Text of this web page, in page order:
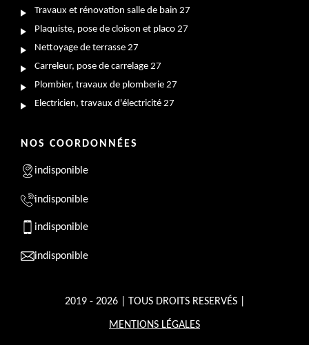
Travaux et rénovation salle de bain 27
Plaquiste, pose de cloison et placo 27
Nettoyage de terrasse 27
Carreleur, pose de carrelage 27
Plombier, travaux de plomberie 27
Electricien, travaux d'électricité 27
NOS COORDONNÉES
indisponible
indisponible
indisponible
indisponible
2019 - 2026 | TOUS DROITS RESERVÉS |
MENTIONS LÉGALES